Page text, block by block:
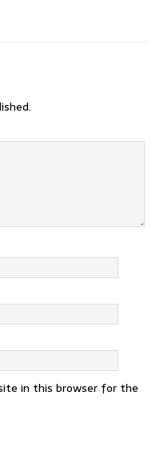
in this browser for the